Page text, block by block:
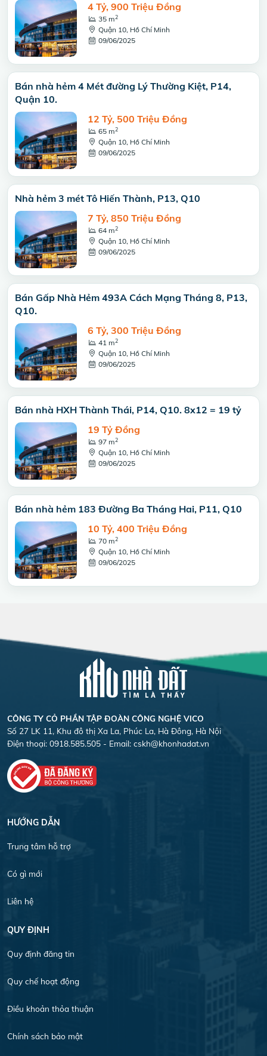
4 Tỷ, 900 Triệu Đồng
35 m2
Quận 10, Hồ Chí Minh
09/06/2025
Bán nhà hẻm 4 Mét đường Lý Thường Kiệt, P14,
Quận 10.
12 Tỷ, 500 Triệu Đồng
65 m2
Quận 10, Hồ Chí Minh
09/06/2025
Nhà hẻm 3 mét Tô Hiến Thành, P13, Q10
7 Tỷ, 850 Triệu Đồng
64 m2
Quận 10, Hồ Chí Minh
09/06/2025
Bán Gấp Nhà Hẻm 493A Cách Mạng Tháng 8, P13,
Q10.
6 Tỷ, 300 Triệu Đồng
41 m2
Quận 10, Hồ Chí Minh
09/06/2025
Bán nhà HXH Thành Thái, P14, Q10. 8x12 = 19 tỷ
19 Tỷ Đồng
97 m2
Quận 10, Hồ Chí Minh
09/06/2025
Bán nhà hẻm 183 Đường Ba Tháng Hai, P11, Q10
10 Tỷ, 400 Triệu Đồng
70 m2
Quận 10, Hồ Chí Minh
09/06/2025
CÔNG TY CỎ PHẦN TẬP ĐOÀN CÔNG NGHỆ VICO
Số 27 LK 11, Khu đô thị Xa La, Phúc La, Hà Đông, Hà Nội
Điện thoại: 0918.585.505 - Email: cskh@khonhadat.vn
HƯỚNG DẪN
Trung tâm hỗ trợ
Có gì mới
Liên hệ
QUY ĐỊNH
Quy định đăng tin
Quy chế hoạt động
Điều khoản thỏa thuận
Chính sách bảo mật